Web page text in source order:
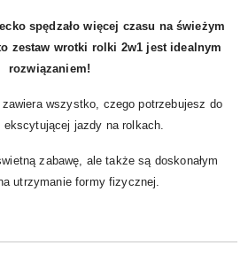
spędzało więcej czasu na świeżym
zestaw wrotki rolki 2w1 jest idealnym
rozwiązaniem!
wszystko, czego potrzebujesz do
ekscytującej jazdy na rolkach.
zabawę, ale także są doskonałym
utrzymanie formy fizycznej.